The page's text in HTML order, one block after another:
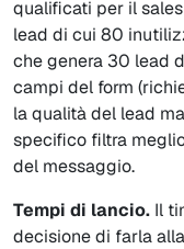
qualificati per il
lead di cui 80
che genera 30 lead
campi del form
la qualità del lead
specifico filtra
del messaggio.
Tempi di lancio. Il
decisione di farla